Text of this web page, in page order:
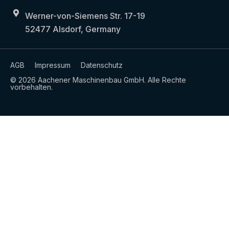
Werner-von-Siemens Str. 17-19
52477 Alsdorf, Germany
© 2026 Aachener Maschinenbau GmbH. Alle Rechte
vorbehalten.
AGB Impressum Datenschutz